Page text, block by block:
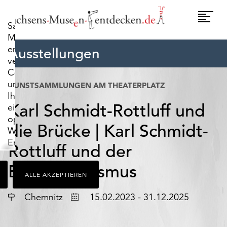
Sachsens-
Museen-
entdecken.de
verwendet
Cookies,
um
Ihnen
ein
optimales
Webseiten-
Erlebnis
zu
bieten.
Dazu
zählen
Cookies,
ALLE AKZEPTIEREN
Ausstellungen
KUNSTSAMMLUNGEN AM THEATERPLATZ
Karl Schmidt-Rottluff und
die Brücke | Karl Schmidt-
Rottluff und der
Expressionismus
Ort Chemnitz Datum15.02.2023 - 31.12.2025